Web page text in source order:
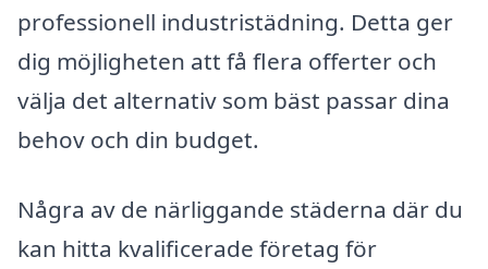
professionell industristädning. Detta ger
dig möjligheten att få flera offerter och
välja det alternativ som bäst passar dina
behov och din budget.
Några av de närliggande städerna där du
kan hitta kvalificerade företag för